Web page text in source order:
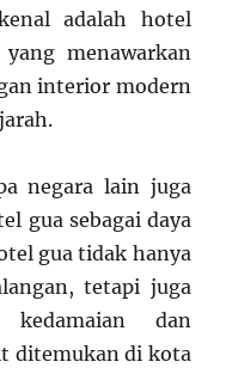
adalah hotel
menawarkan
interior modern
negara lain juga
gua sebagai daya
gua tidak hanya
tetapi juga
kedamaian dan
ditemukan di kota